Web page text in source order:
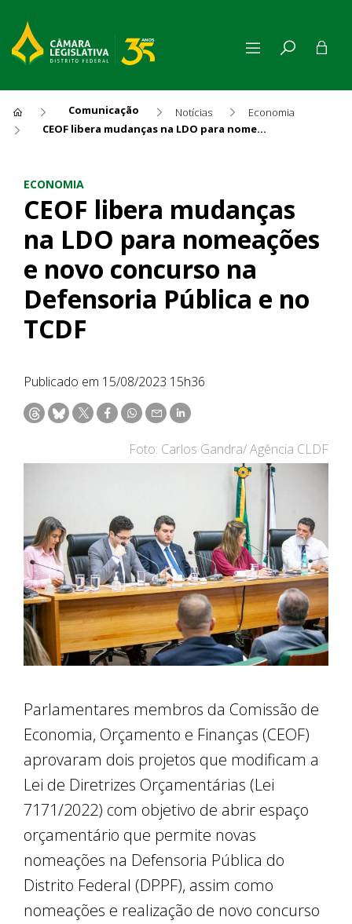
Comunicação Notícias
Economia
CEOF libera mudanças na LDO para nomeações e novo concurso na Defensoria Pública e no TCDF
ECONOMIA
CEOF libera mudanças
na LDO para nomeações
e novo concurso na
Defensoria Pública e no
TCDF
Publicado em 15/08/2023 15h36
Foto: Carlos Gandra/ Agência CLDF
Parlamentares membros da Comissão de
Economia, Orçamento e Finanças (CEOF)
aprovaram dois projetos que modificam a
Lei de Diretrizes Orçamentárias (Lei
7171/2022) com objetivo de abrir espaço
orçamentário que permite novas
nomeações na Defensoria Pública do
Distrito Federal (DPPF), assim como
nomeações e realização de novo concurso